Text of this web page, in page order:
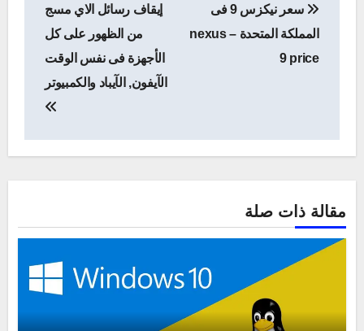
المقالات
سعر نيكزس 9 فى
المملكة المتحدة – nexus
9 price
إيقاف رسائل الاي مسج
من الظهور على كل
الأجهزة فى نفس الوقت
الآيفون, الآيباد والكمبيوتر
مقالة ذات صلة